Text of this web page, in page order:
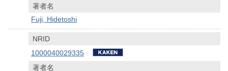
著者名
Fuji, Hidetoshi
NRID
1000040029335
著者名